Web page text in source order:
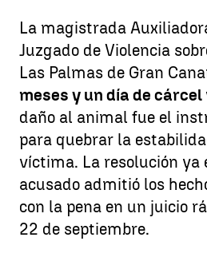
La magistrada
Juzgado de Violencia
Las Palmas de Gran
meses y un día de cárcel
daño al animal fue el
para quebrar la
víctima. La resolución ya
acusado admitió los
con la pena en un juicio
22 de septiembre.